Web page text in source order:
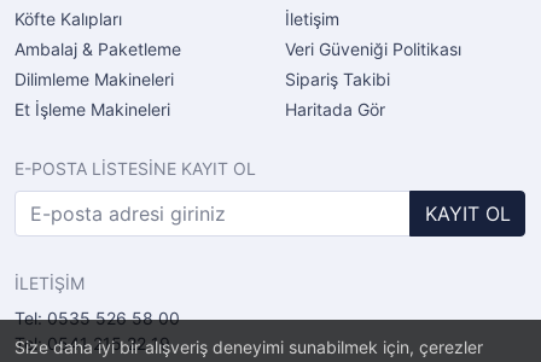
Size daha iyi bir alışveriş deneyimi sunabilmek için, çerezler
Köfte Kalıpları
Ambalaj & Paketleme
Dilimleme Makineleri
Et İşleme Makineleri
İletişim
Veri Güveniği Politikası
Sipariş Takibi
Haritada Gör
E-POSTA LİSTESİNE KAYIT OL
KAYIT OL
İLETİŞİM
Tel: 0535 526 58 00
Tel: 0541 215 22 19